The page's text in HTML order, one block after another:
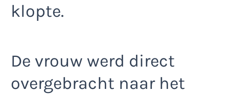
klopte.
De vrouw werd direct
overgebracht naar het